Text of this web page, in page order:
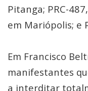
Pitanga; PRC-
em Mariópolis; e
Em Francisco
manifestantes
a interditar